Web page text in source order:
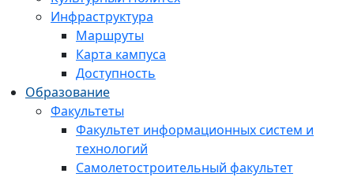
Инфраструктура
Маршруты
Карта кампуса
Доступность
Образование
Факультеты
Факультет информационных систем и
технологий
Самолетостроительный факультет